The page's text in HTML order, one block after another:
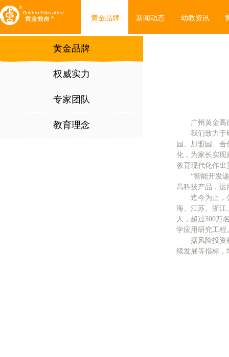
黄金品牌 新闻动态 幼教资讯
黄金品牌
权威实力
专家团队
教育理念
广州黄金高
我们致力于
园、加盟园、合
化，为家长实现
教育现代化作出
“智能开发
高科技产品，运
迄今为止，
海、江苏、浙江
人，超过300万
学应用研究工程
据风险投资机
续发展等指标，